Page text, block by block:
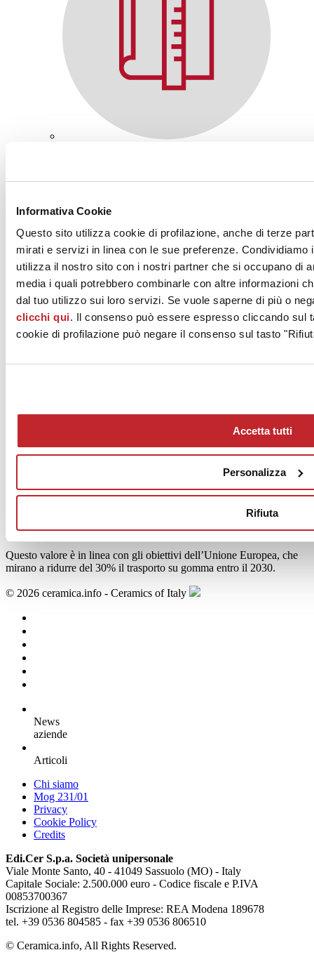
Informativa Cookie
Questo sito utilizza cookie di profilazione, anche di terze
mirati e servizi in linea con le sue preferenze.
utilizza il nostro sito con i nostri partner che si occupano di
media i quali potrebbero combinarle con altre informazioni
dal tuo utilizzo sui loro servizi. Se vuole saperne di più o
clicchi qui. Il consenso può essere espresso cliccando sul
cookie di profilazione può negare il consenso sul tasto
Accetta tutti
Personalizza
Rifiuta
I vantaggi sostenibili del trasporto su
Il 24,2% di materie prime e merci in entrata e in uscita dal distretto
ceramico si sposta su rotaia. Il doppio rispetto alla media nazionale.
Questo valore è in linea con gli obiettivi dell’Unione Europea, che
mirano a ridurre del 30% il trasporto su gomma entro il 2030.
© 2026 ceramica.info - Ceramics of Italy
News
aziende
Articoli
Chi siamo
Mog 231/01
Privacy
Cookie Policy
Credits
Edi.Cer S.p.a. Società unipersonale
Viale Monte Santo, 40 - 41049 Sassuolo (MO) - Italy
Capitale Sociale: 2.500.000 euro - Codice fiscale e P.IVA
00853700367
Iscrizione al Registro delle Imprese: REA Modena 189678
tel. +39 0536 804585 - fax +39 0536 806510
© Ceramica.info, All Rights Reserved.